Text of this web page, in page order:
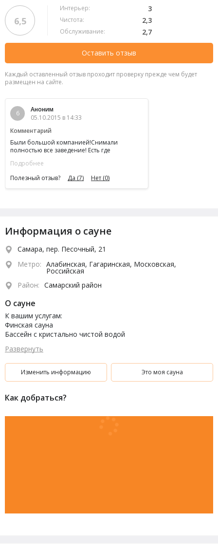
6,5
Интерьер: 3
Чистота: 2,3
Обслуживание: 2,7
Оставить отзыв
Каждый оставленный отзыв проходит проверку прежде чем будет
размещен на сайте.
6
Аноним
05.10.2015 в 14:33
Комментарий
Были большой компанией!Снимали
полностью все заведение! Есть где
действительно это плюс!На этом хорошее
заканчивается! Заведению требуется
кап.ремонт.
Подробнее
Полезный отзыв?
Да (7) Нет (0)
Информация о сауне
Самара, пер. Песочный, 21
Метро: Алабинская, Гагаринская, Московская,
Российская
Район: Самарский район
О сауне
К вашим услугам:
Финская сауна
Бассейн с кристально чистой водой
Массажная зона
Бильярдный стол
Теннисный стол
Мы работаем 24 часа в сутки.
Развернуть
Изменить информацию Это моя сауна
Как добраться?